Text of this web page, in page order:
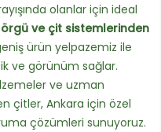
olanlar için ideal
ve çit sistemlerinden
ürün yelpazemiz ile
ve görünüm sağlar.
ve uzman
çitler, Ankara için özel
çözümleri sunuyoruz.